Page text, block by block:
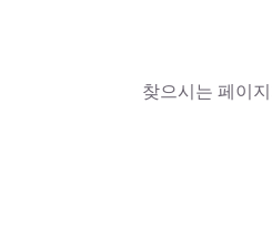
찾으시는 페이